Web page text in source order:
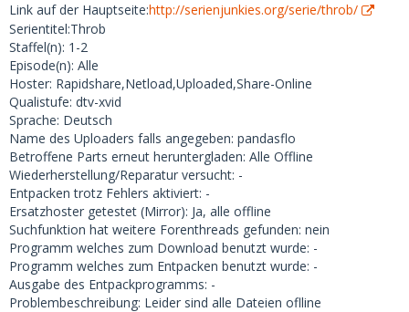
Link auf der Hauptseite:http://serienjunkies.org/serie/throb/
Serientitel:Throb
Staffel(n): 1-2
Episode(n): Alle
Hoster: Rapidshare,Netload,Uploaded,Share-Online
Qualistufe: dtv-xvid
Sprache: Deutsch
Name des Uploaders falls angegeben: pandasflo
Betroffene Parts erneut heruntergladen: Alle Offline
Wiederherstellung/Reparatur versucht: -
Entpacken trotz Fehlers aktiviert: -
Ersatzhoster getestet (Mirror): Ja, alle offline
Suchfunktion hat weitere Forenthreads gefunden: nein
Programm welches zum Download benutzt wurde: -
Programm welches zum Entpacken benutzt wurde: -
Ausgabe des Entpackprogramms: -
Problembeschreibung: Leider sind alle Dateien oflline